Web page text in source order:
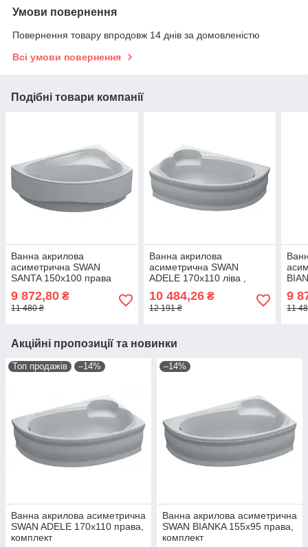
Умови повернення
Повернення товару впродовж 14 днів за домовленістю
Всі умови повернення
Подібні товари компанії
Ванна акрилова
асиметрична SWAN
SANTA 150x100 права
9 872,80 ₴
11 480 ₴
Ванна акрилова
асиметрична SWAN
ADELE 170x110 ліва ,
10 484,26₴
12 191 ₴
9
11
Акційні пропозиції та новинки
Топ продажів –14%
Ванна акрилова асиметрична
SWAN ADELE 170x110 права,
комплект
–14%
Ванна акрилова асиметрична
SWAN BIANKA 155x95 права,
комплект